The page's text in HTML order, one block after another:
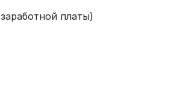
платы)